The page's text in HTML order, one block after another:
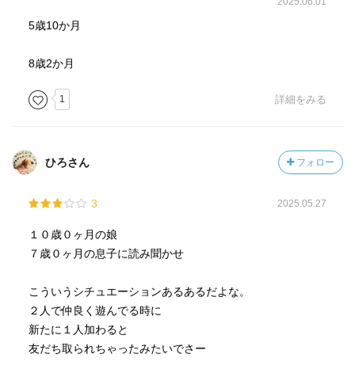
5歳10か月
8歳2か月
1 詳細をみる
ひろさん フォロー
3 2025.05.27
１０歳０ヶ月の娘
７歳０ヶ月の息子に読み聞かせ
こういうシチュエーションあるあるだよな。
２人で仲良く遊んでる時に
新たに１人加わると
友だち取られちゃったみたいでさー